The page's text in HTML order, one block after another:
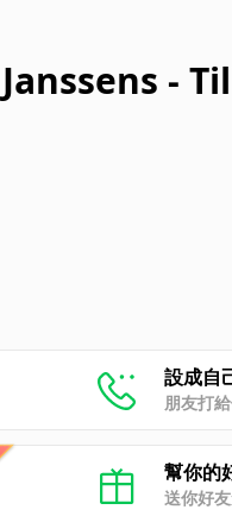
-
設成自
朋友打
幫你的
送你好